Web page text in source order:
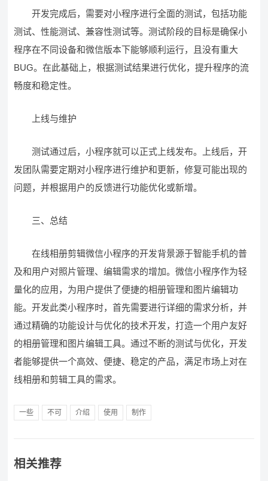
开发完成后，需要对小程序进行全面的测试，包括功能
测试、性能测试、兼容性测试等。测试阶段的目标是确保小
程序在不同设备和微信版本下能够顺利运行，且没有重大
BUG。在此基础上，根据测试结果进行优化，提升程序的流
畅度和稳定性。
上线与维护
测试通过后，小程序就可以正式上线发布。上线后，开
发团队需要定期对小程序进行维护和更新，修复可能出现的
问题，并根据用户的反馈进行功能优化或新增。
三、总结
在线相册剪辑微信小程序的开发背景源于智能手机的普
及和用户对照片管理、编辑需求的增加。微信小程序作为轻
量化的应用，为用户提供了便捷的相册管理和图片编辑功
能。开发此类小程序时，首先需要进行详细的需求分析，并
通过精确的功能设计与优化的技术开发，打造一个用户友好
的相册管理和图片编辑工具。通过不断的测试与优化，开发
者能够提供一个高效、便捷、稳定的产品，满足市场上对在
线相册和剪辑工具的需求。
一些 不可 介绍 使用 制作
相关推荐